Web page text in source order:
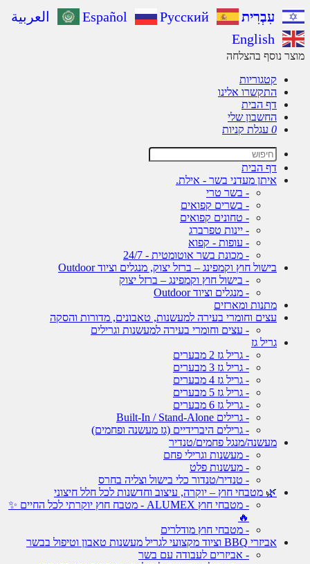
עִבְרִית Español Русский
العربية
English
מוצר נוסף בהצלחה
קטגוריות
התקשרו אלינו
דף הבית
החשבון שלי
0 עגלת קניות
דף הבית
איתן מעדני בשר - אילת.
- בשר טרי
- בשרים קפואים
- טחונים קפואים
- יינות טפרברג
- עופות - קפוא
- מכונת בשר אוטומטית - 24/7
בישול חוץ וקמפינג – ברזל יצוק, מנגלים וציוד Outdoor
- בישול חוץ וקמפינג – ברזל יצוק
- מנגלים וציוד Outdoor
מתנות ומארזים
עצים וחומרי בעירה למעשנות, טאבונים, מדורות והסקה
- עצים וחומרי בעירה למעשנות וגרילים
גריל גז
- גריל גז 2 מבערים
- גריל גז 3 מבערים
- גריל גז 4 מבערים
- גריל גז 5 מבערים
- גריל גז 6 מבערים
- גרילים Built-In / Stand-Alone
- גרילים היברידיים (גז מעשנה ופחמים)
מעשנה/מנגל פחמים/טנדיר
- מעשנות וגרילי פחם
- מעשנות פלט
- טנדיר/טנדור כלי בישול וצליה בחרס
🌿 מטבחי חוץ – יוקרה, עיצוב וחדשנות לכל חלל חיצוני
- מטבחי חוץ ALUMEX - מטבח חוץ יוקרתי לכל החיים ✨
🔥
- מטבחי חוץ מודלרים
אביזרי BBQ וציוד מקצועי לגריל מעשנות טאבון וטיפול בבשר
- אביזרים לעבודה עם בשר